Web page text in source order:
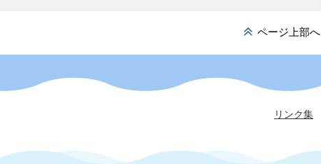
ページ上部へ
リンク集